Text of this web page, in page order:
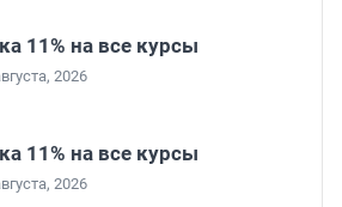
11% на все курсы
2026
11% на все курсы
2026